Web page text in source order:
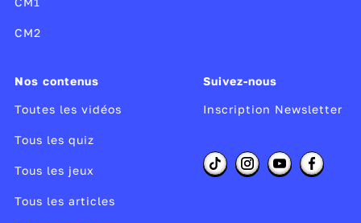
CM2
Nos contenus
Toutes les vidéos
Tous les quiz
Tous les jeux
Tous les articles
Suivez-nous
Inscription Newsletter